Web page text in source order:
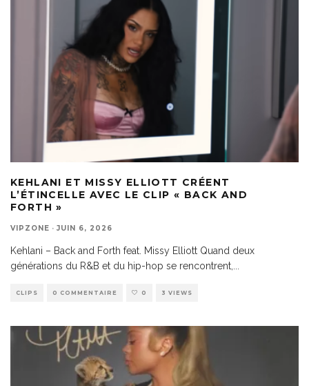
KEHLANI ET MISSY ELLIOTT CRÉENT
L’ÉTINCELLE AVEC LE CLIP « BACK AND
FORTH »
VIPZONE · JUIN 6, 2026
Kehlani – Back and Forth feat. Missy Elliott Quand deux
générations du R&B et du hip-hop se rencontrent,
CLIPS 0 COMMENTAIRE 0 3 VIEWS